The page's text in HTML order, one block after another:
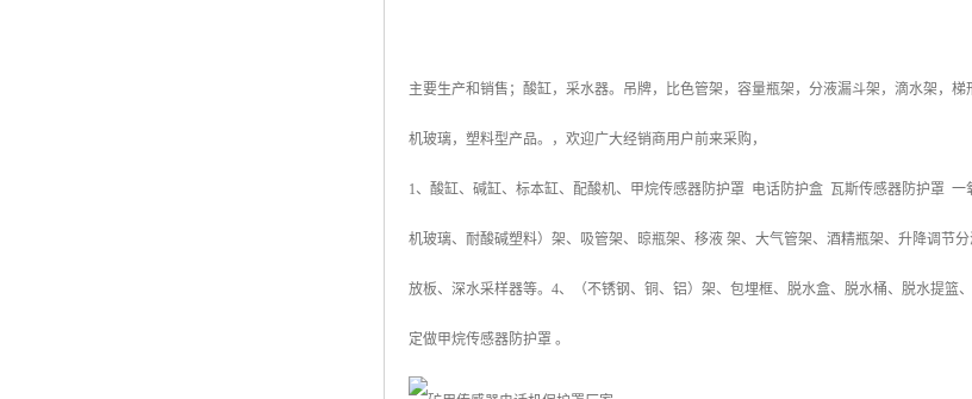
主要生产和销售；酸缸，采水器。吊牌，比色管架，容量瓶架，分液漏斗架，滴水架，
机玻璃，塑料型产品。，欢迎广大经销商用户前来采购，
1、酸缸、碱缸、标本缸、配酸机、甲烷传感器防护罩 电话防护盒 瓦斯传感器防护罩
机玻璃、耐酸碱塑料）架、吸管架、晾瓶架、移液 架、大气管架、酒精瓶架、升降调节
放板、深水采样器等。4、（不锈钢、铜、铝）架、包埋框、脱水盒、脱水桶、脱水提篮
定做甲烷传感器防护罩 。